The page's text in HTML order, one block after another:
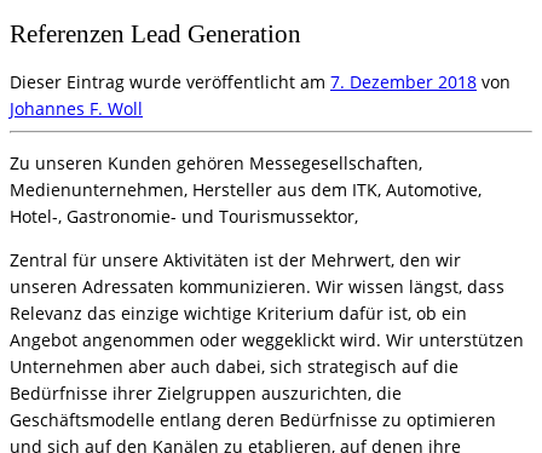
Referenzen Lead Generation
Dieser Eintrag wurde veröffentlicht am 7. Dezember 2018 von
Johannes F. Woll
Zu unseren Kunden gehören Messegesellschaften,
Medienunternehmen, Hersteller aus dem ITK, Automotive,
Hotel-, Gastronomie- und Tourismussektor,
Zentral für unsere Aktivitäten ist der Mehrwert, den wir
unseren Adressaten kommunizieren. Wir wissen längst, dass
Relevanz das einzige wichtige Kriterium dafür ist, ob ein
Angebot angenommen oder weggeklickt wird. Wir unterstützen
Unternehmen aber auch dabei, sich strategisch auf die
Bedürfnisse ihrer Zielgruppen auszurichten, die
Geschäftsmodelle entlang deren Bedürfnisse zu optimieren
und sich auf den Kanälen zu etablieren, auf denen ihre